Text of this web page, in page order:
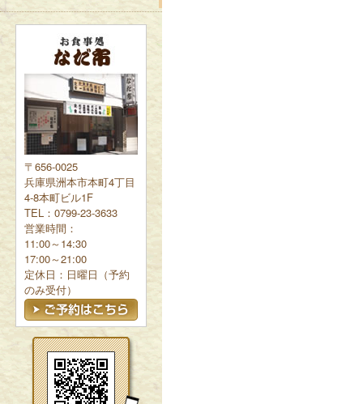
〒656-0025
兵庫県洲本市本町4丁目
4-8本町ビル1F
TEL：0799-23-3633
営業時間：
11:00～14:30
17:00～21:00
定休日：日曜日（予約
のみ受付）